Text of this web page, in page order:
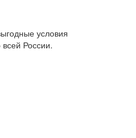
условия
всей России.